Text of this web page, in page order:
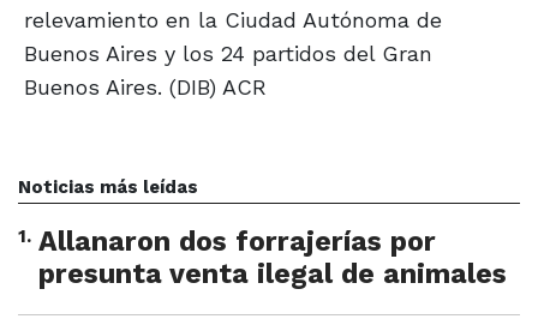
relevamiento en la Ciudad Autónoma de
Buenos Aires y los 24 partidos del Gran
Buenos Aires. (DIB) ACR
Noticias más leídas
1. Allanaron dos forrajerías por
presunta venta ilegal de animales